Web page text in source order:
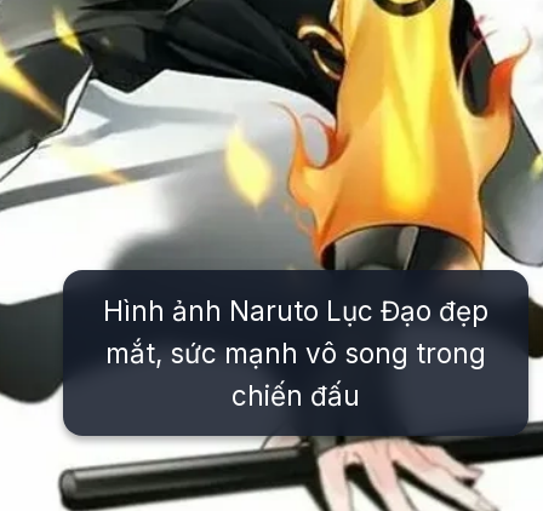
Hình ảnh Naruto Lục Đạo đẹp
mắt, sức mạnh vô song trong
chiến đấu